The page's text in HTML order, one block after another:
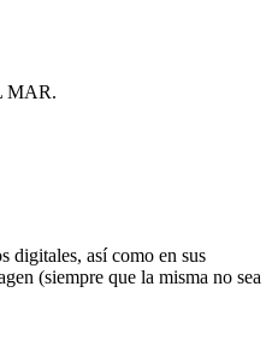
MAR.
digitales, así como en sus
(siempre que la misma no sea